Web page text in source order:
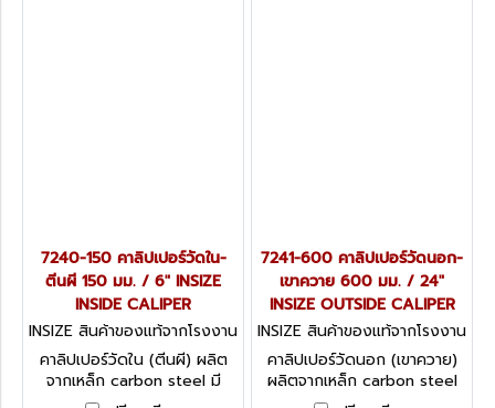
7240-150 คาลิปเปอร์วัดใน-
ตีนผี 150 มม. / 6" INSIZE
INSIDE CALIPER
INSIZE สินค้าของแท้จากโรงงาน
ผู้ผลิต 7240-150
คาลิปเปอร์วัดใน (ตีนผี) ผลิต
จากเหล็ก carbon steel มี
ความยาว 6 ขนาดให้เลือกใช้
7241-600 คาลิปเปอร์วัดนอก-
เขาควาย 600 มม. / 24"
INSIZE OUTSIDE CALIPER
INSIZE สินค้าของแท้จากโรงงาน
ผู้ผลิต 7241-600
คาลิปเปอร์วัดนอก (เขาควาย)
ผลิตจากเหล็ก carbon steel
INSIZE Outside Caliper 7241